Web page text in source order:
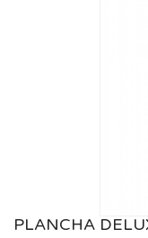
PLANCHA